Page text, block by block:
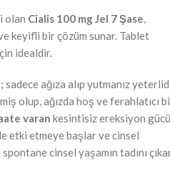
olan Cialis 100 mg Jel 7 Şase,
keyifli bir çözüm sunar. Tablet
idealdir.
sadece ağıza alıp yutmanız
olup, ağızda hoş ve ferahlatıcı
varan kesintisiz ereksiyon gücü
etki etmeye başlar ve cinsel
spontane cinsel yaşamın tadını